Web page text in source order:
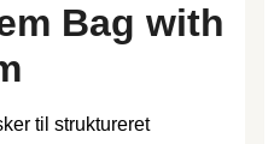
Bag with
til struktureret